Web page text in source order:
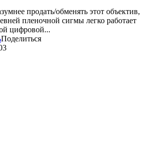
продать/обменять этот объектив,
пленочной сигмы легко работает
цифровой...
Поделиться